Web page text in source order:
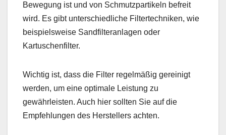
Bewegung ist und von Schmutzpartikeln befreit
wird. Es gibt unterschiedliche Filtertechniken, wie
beispielsweise Sandfilteranlagen oder
Kartuschenfilter.
Wichtig ist, dass die Filter regelmäßig gereinigt
werden, um eine optimale Leistung zu
gewährleisten. Auch hier sollten Sie auf die
Empfehlungen des Herstellers achten.